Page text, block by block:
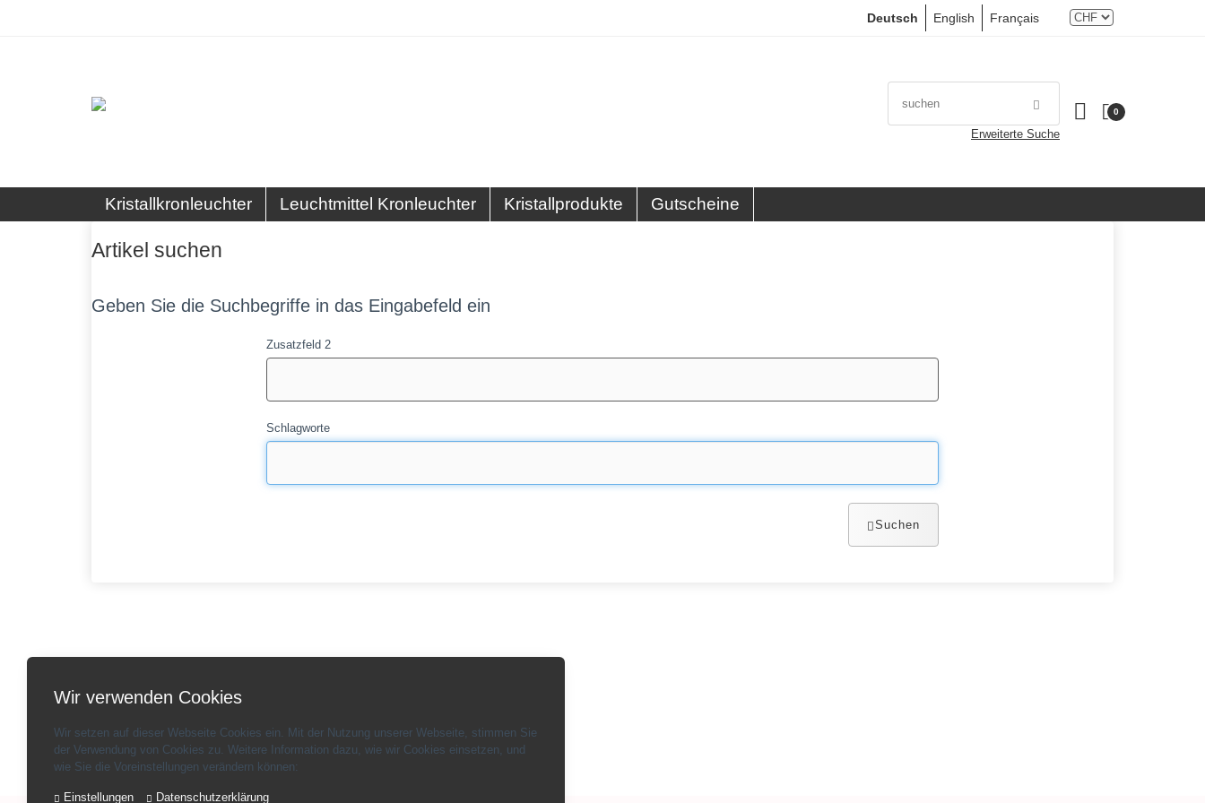
Wir verwenden Cookies
Wir setzen auf dieser Webseite Cookies ein. Mit der Nutzung unserer Webseite, stimmen Sie
der Verwendung von Cookies zu. Weitere Information dazu, wie wir Cookies einsetzen, und
wie Sie die Voreinstellungen verändern können:
Einstellungen Datenschutzerklärung
Deutsch English Français
Erweiterte Suche
0
Kristallkronleuchter Leuchtmittel Kronleuchter Kristallprodukte Gutscheine
Artikel suchen
Geben Sie die Suchbegriffe in das Eingabefeld ein
Zusatzfeld 2
Schlagworte
Suchen